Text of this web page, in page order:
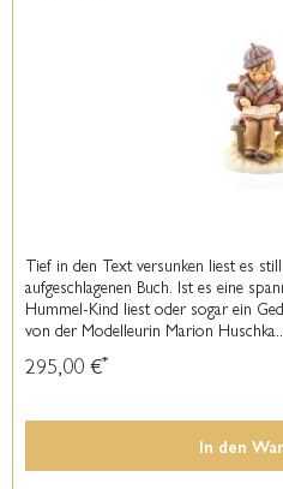
Tief in den Text versunken liest es
aufgeschlagenen Buch. Ist es eine
Hummel-Kind liest oder sogar ein
von der Modelleurin Marion Huschka...
295,00 €*
In den